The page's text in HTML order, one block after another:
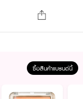
ซื้อสินค้าแบรนด์นี้